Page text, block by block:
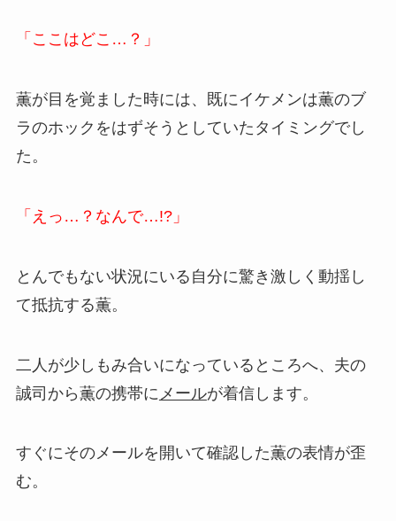
「ここはどこ…？」
薫が目を覚ました時には、既にイケメンは薫のブ
ラのホックをはずそうとしていたタイミングでし
た。
「えっ…？なんで…!?」
とんでもない状況にいる自分に驚き激しく動揺し
て抵抗する薫。
二人が少しもみ合いになっているところへ、夫の
誠司から薫の携帯に メールが着信します。
すぐにそのメールを開いて確認した薫の表情が歪
む。